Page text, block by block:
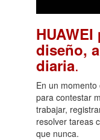
diseño,
diaria.
En un
para contestar
trabajar,
resolver tareas
que nunca.